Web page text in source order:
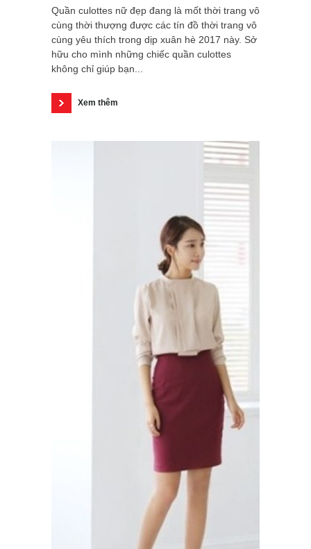
Quần culottes nữ đẹp đang là mốt thời trang vô
cùng thời thượng được các tín đồ thời trang vô
cùng yêu thích trong dịp xuân hè 2017 này. Sở
hữu cho mình những chiếc quần culottes
không chỉ giúp bạn...
Xem thêm